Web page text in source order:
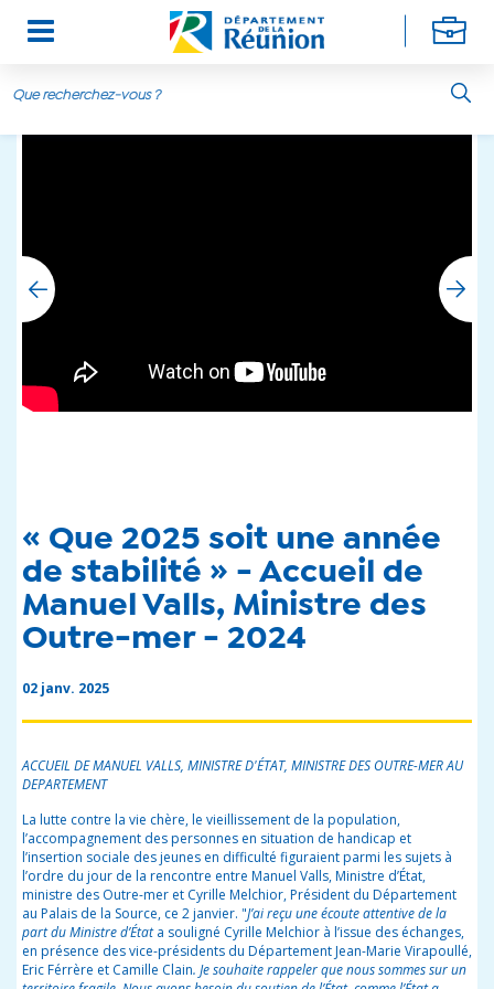
« Que 2025 soit une année
de stabilité » - Accueil de
Manuel Valls, Ministre des
Outre-mer - 2024
02 janv. 2025
ACCUEIL DEMANUEL VALLS, MINISTRE D'ÉTAT, MINISTRE DES OUTRE-MERAU
DEPARTEMENT
La lutte contre la vie chère, le vieillissement de la population,
l’accompagnement des personnes en situation de handicap et
l’insertion sociale des jeunes en difficulté figuraient parmi les sujets à
l’ordre du jour de la rencontre entre Manuel Valls, Ministre d’État,
ministre des Outre-mer et Cyrille Melchior, Président du Département
au Palais de la Source, ce 2 janvier. "J’ai reçu une écoute attentive de la
part du Ministre d’Étata souligné Cyrille Melchior à l’issue des échanges,
en présence des vice-présidents du Département Jean-Marie Virapoullé,
Eric Férrère et Camille Clain. Je souhaite rappeler que nous sommes sur un